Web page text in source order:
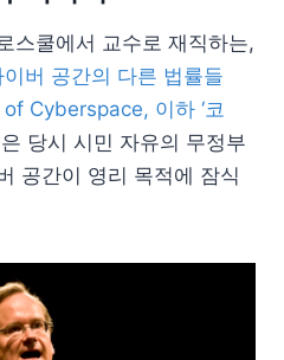
스쿨에서 교수로 재직하는,
이버 공간의 다른 법률들
Cyberspace, 이하 ‘코
당시 시민 자유의 무정부
공간이 영리 목적에 잠식